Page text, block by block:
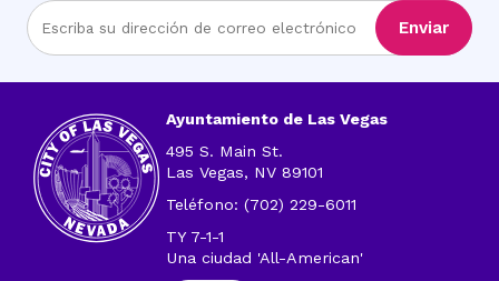
Ingrese
la
correo
electrónico
Enviar
Ayuntamiento de Las Vegas
495 S. Main St.
Las Vegas, NV 89101
Teléfono: (702) 229-6011
TY 7-1-1
Una ciudad 'All-American'